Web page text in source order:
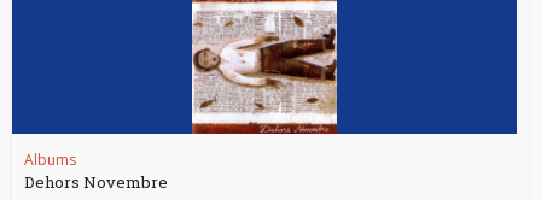
Albums
Dehors Novembre